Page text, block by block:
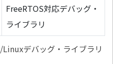
FreeRTOS対応デバッグ・
ライブラリ
デバッグ・ライブラリ